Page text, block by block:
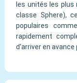
les unités les
classe Sphere),
populaires
rapidement
d'arriver en